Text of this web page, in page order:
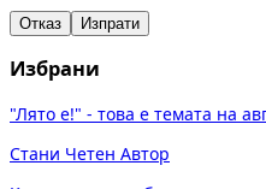
Отказ Изпрати
Избрани
"Лято е!" - това е темата на
Стани Четен Автор